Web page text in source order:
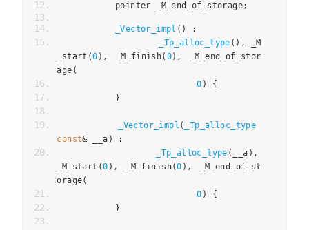
           pointer _M_end_of_storage
;
_Vector_impl ()
:
_Tp_alloc_type (),
_M
_start (0 ), _M_finish( 0),
_M_end_of_stor
age (
0 )
{
}
_Vector_impl (
_Tp_alloc_type
const& __a )
:
_Tp_alloc_type ( __a ),
_M_start (0 ), _M_finish(0 ),
_M_end_of_st
orage(
0 )
{
}